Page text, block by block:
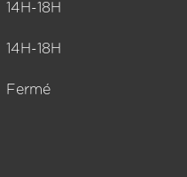
14H-18H
14H-18H
Fermé